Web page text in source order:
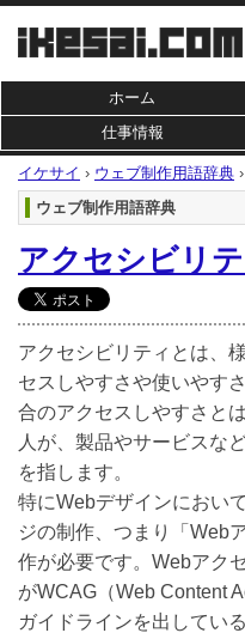
ホーム
仕事情報
イケサイ › ウェブ制作用語辞典 ›
ウェブ制作用語辞典
アクセシビリ
アクセシビリティとは、
セスしやすさや使いやす
合のアクセスしやすさと
人が、製品やサービスな
を指します。
特にWebデザインにおい
ジの制作、つまり「Web
作が必要です。Webアク
がWCAG（Web Content
ガイドラインを出してい